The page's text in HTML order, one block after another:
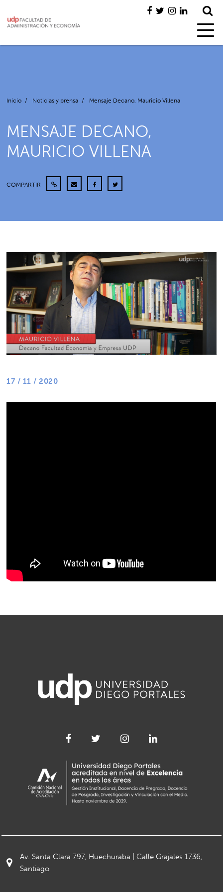
Inicio / Noticias y prensa / Mensaje Decano, Mauricio Villena
MENSAJE DECANO,
MAURICIO VILLENA
COMPARTIR
17 / 11 / 2020
Av. Santa Clara 797, Huechuraba | Calle Grajales 1736,
Santiago